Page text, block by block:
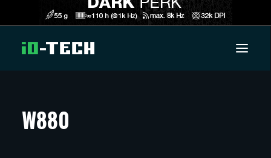
ARTIKKELIT
W880